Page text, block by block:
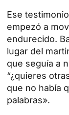
Ese
empezó a
endurecido.
lugar del
que seguía a
“¿quieres
que no había
palabras».